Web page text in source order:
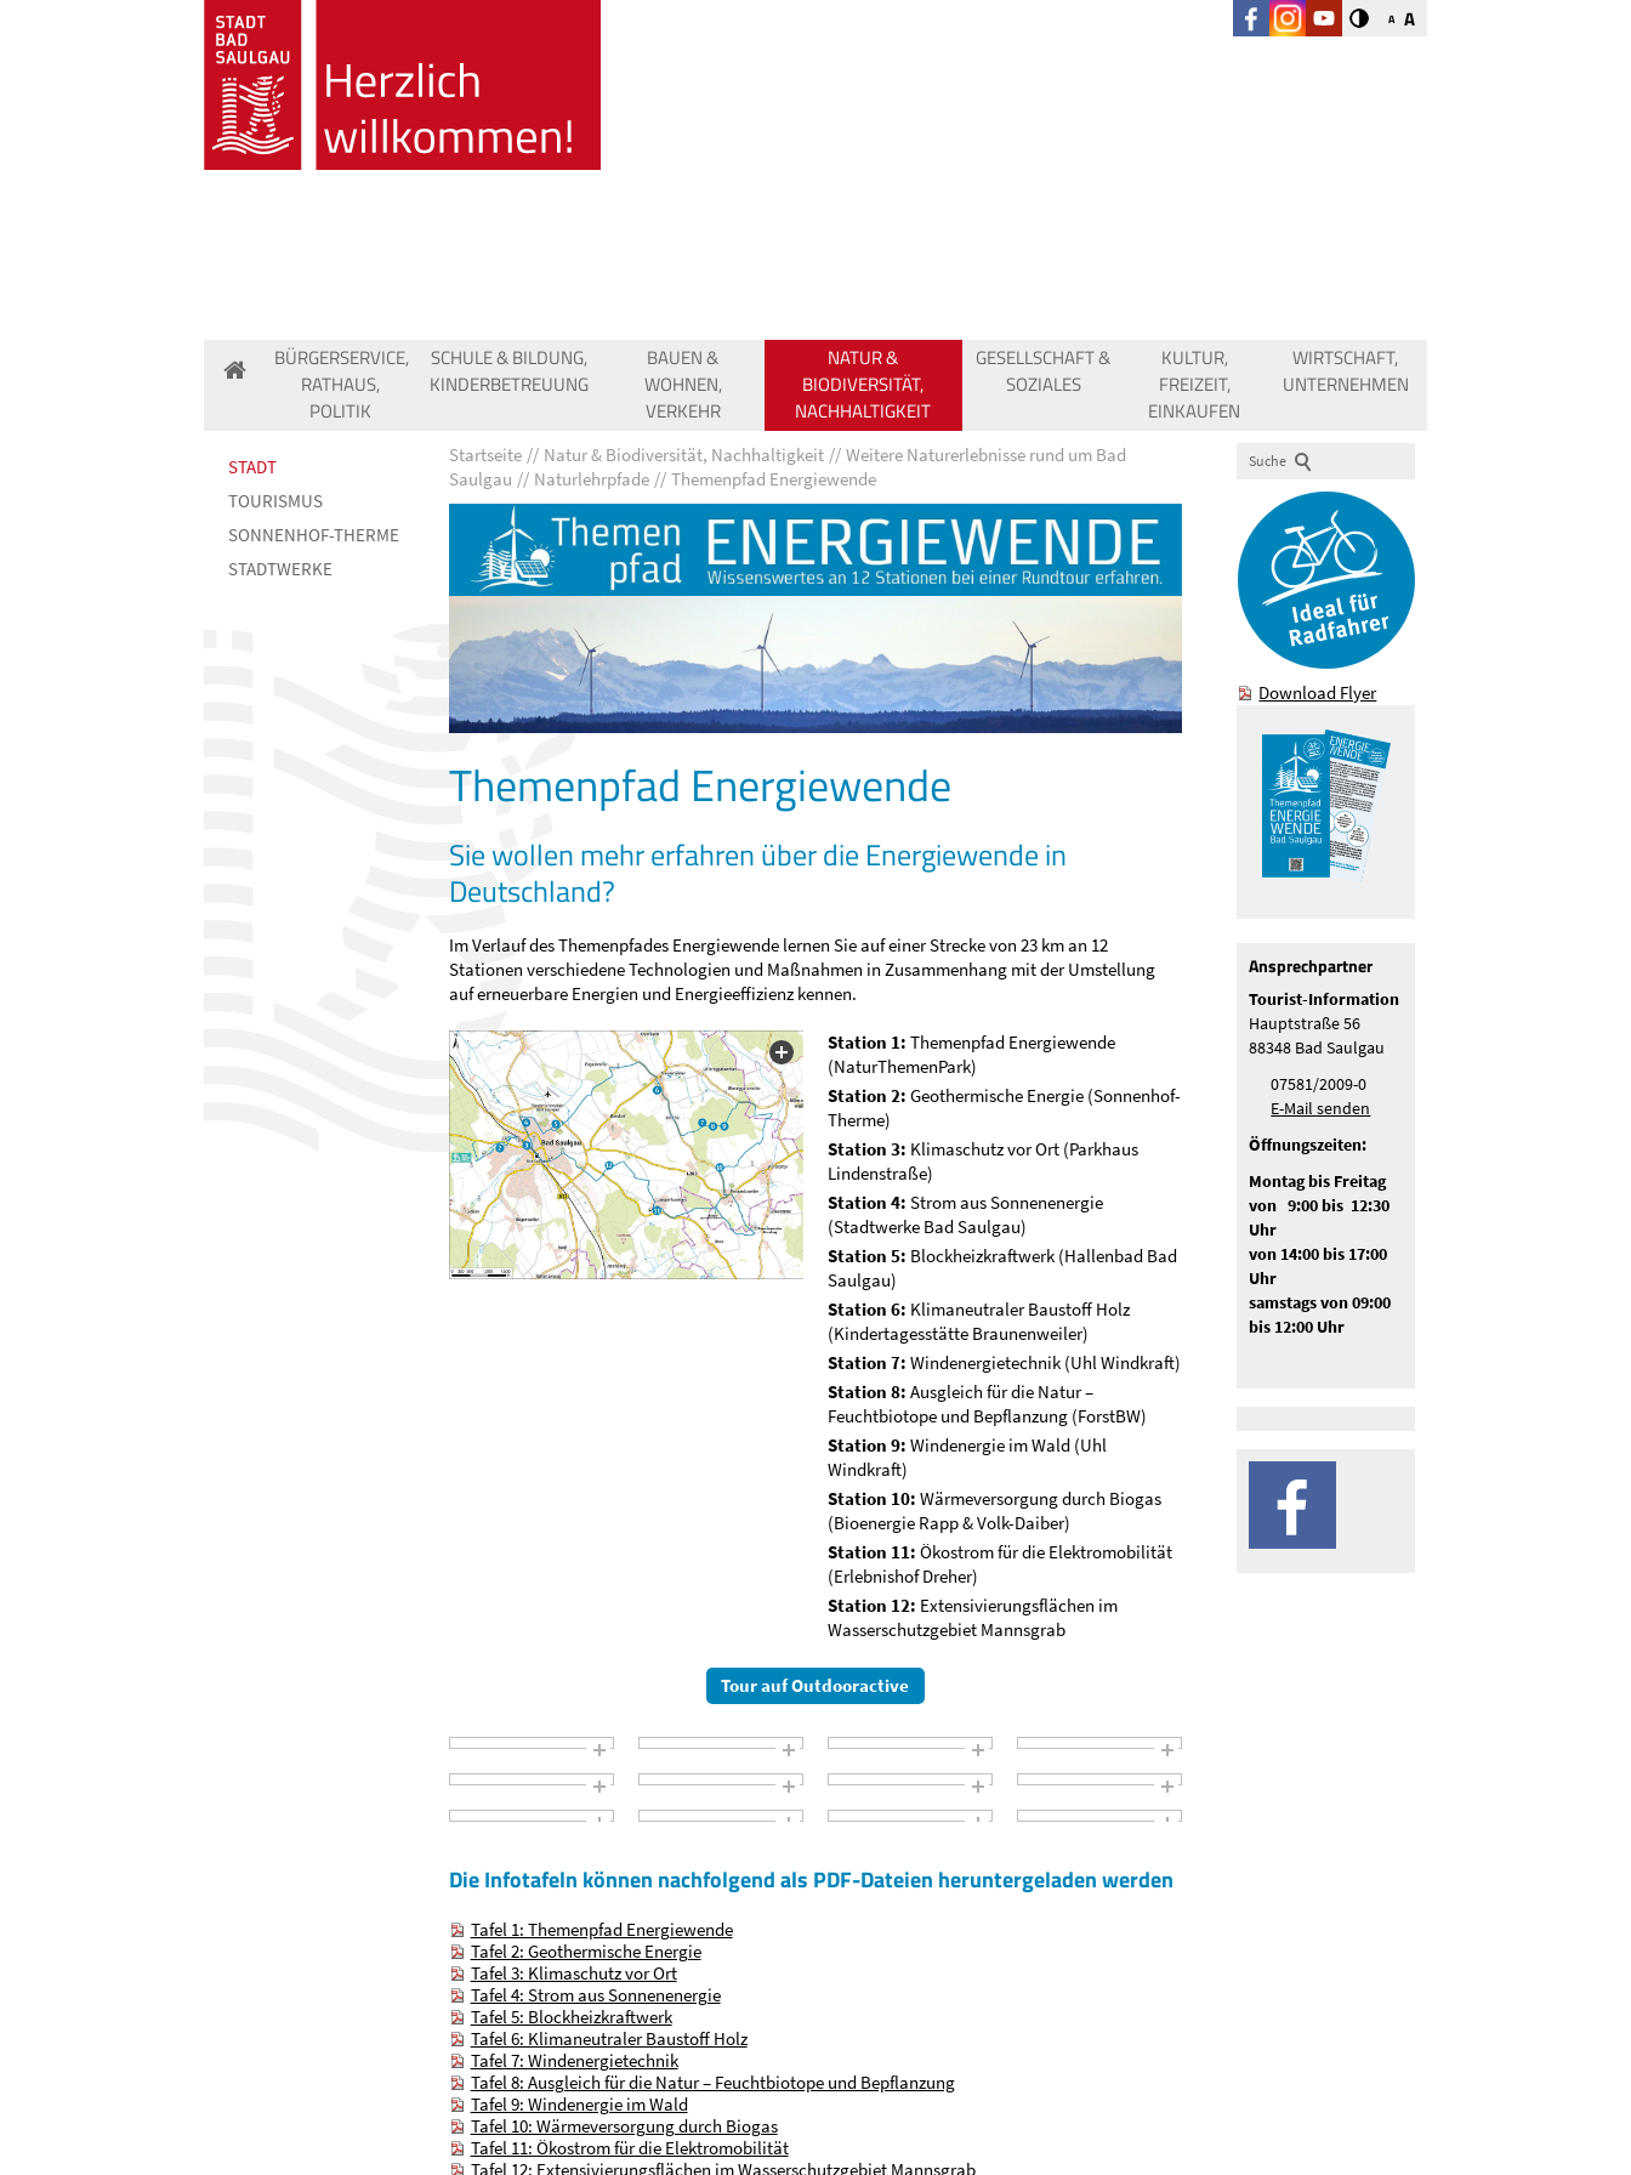
A A
BÜRGERSERVICE,
RATHAUS,
POLITIK
SCHULE & BILDUNG,
KINDERBETREUUNG
BAUEN &
WOHNEN,
VERKEHR
NATUR &
BIODIVERSITÄT,
NACHHALTIGKEIT
GESELLSCHAFT &
SOZIALES
KULTUR,
FREIZEIT,
EINKAUFEN
WIRTSCHAFT,
UNTERNEHMEN
STADT
TOURISMUS
SONNENHOF-THERME
STADTWERKE
Startseite Natur & Biodiversität, Nachhaltigkeit
Weitere Naturerlebnisse rund um Bad
Saulgau
Naturlehrpfade Themenpfad Energiewende
Themenpfad Energiewende
Sie wollen mehr erfahren über die Energiewende in
Deutschland?
Im Verlauf des Themenpfades Energiewende lernen Sie aufeiner Strecke von 23 km an 12
Stationen verschiedene Technologien und Maßnahmen in Zusammenhang mit der Umstellung
auf erneuerbare Energien und Energieeffizienz kennen.
Station 1: Themenpfad Energiewende
(NaturThemenPark)
Station 2: Geothermische Energie (Sonnenhof-
Therme)
Station 3: Klimaschutz vor Ort (Parkhaus
Lindenstraße)
Station 4: Strom aus Sonnenenergie
(Stadtwerke Bad Saulgau)
Station 5: Blockheiz­kraftwerk (Hallenbad Bad
Saulgau)
Station 6: Klimaneutraler Baustoff Holz
(Kindertagesstätte Braunenweiler)
Station 7: Windenergie­technik (Uhl Windkraft)
Station 8: Ausgleich für die Natur –
Feuchtbiotope und Bepflanzung (ForstBW)
Station 9: Windenergie im Wald (Uhl
Windkraft)
Station 10: Wärmeversorgung durch Biogas
(Bioenergie Rapp & Volk-Daiber)
Station 11: Ökostrom für die Elektromobilität
(Erlebnishof Dreher)
Station 12: Extensivierungs­flächen im
Wasserschutzgebiet Mannsgrab
Tour auf Outdooractive
Die Infotafeln können nachfolgend als PDF-Dateien heruntergeladen werden
Tafel 1: Themenpfad Energiewende
Tafel 2: Geothermische Energie
Tafel 3: Klimaschutz vor Ort
Tafel 4: Strom aus Sonnenenergie
Tafel 5: Blockheizkraftwerk
Tafel 6: Klimaneutraler Baustoff Holz
Tafel 7: Windenergietechnik
Tafel 8: Ausgleich für die Natur – Feuchtbiotope und Bepflanzung
Tafel 9: Windenergie im Wald
Tafel 10: Wärmeversorgung durch Biogas
Tafel 11: Ökostrom für die Elektromobilität
Tafel 12: Extensivierungs­flächen im Wasserschutzgebiet Mannsgrab
Suche
Download Flyer
Ansprechpartner
Tourist-Information
Hauptstraße 56
88348 Bad Saulgau
07581/2009-0
E-Mail senden
Öffnungszeiten:
Montag bis Freitag
von 9:00 bis 12:30
Uhr
von 14:00 bis 17:00
Uhr
samstags von 09:00
bis 12:00 Uhr